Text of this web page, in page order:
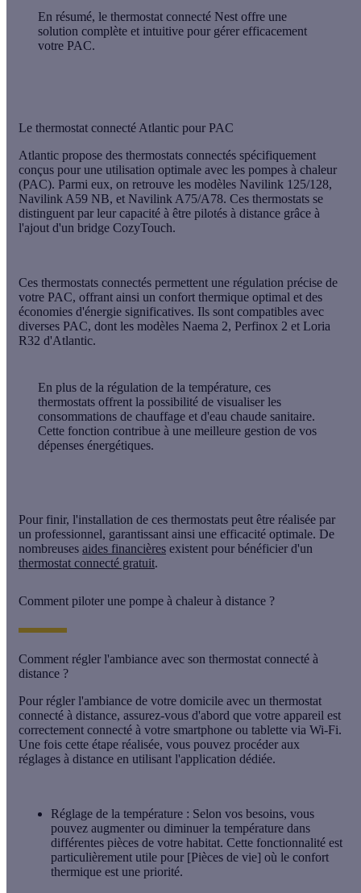
En résumé, le thermostat connecté Nest offre une
solution complète et intuitive pour gérer efficacement
votre PAC.
Le thermostat connecté Atlantic pour PAC
Atlantic propose des thermostats connectés spécifiquement
conçus pour une utilisation optimale avec les pompes à chaleur
(PAC). Parmi eux, on retrouve les modèles Navilink 125/128,
Navilink A59 NB, et Navilink A75/A78. Ces thermostats se
distinguent par leur capacité à être pilotés à distance grâce à
l'ajout d'un bridge CozyTouch.
Ces thermostats connectés permettent une régulation précise de
votre PAC, offrant ainsi un confort thermique optimal et des
économies d'énergie significatives. Ils sont compatibles avec
diverses PAC, dont les modèles Naema 2, Perfinox 2 et Loria
R32 d'Atlantic.
En plus de la régulation de la température, ces
thermostats offrent la possibilité de visualiser les
consommations de chauffage et d'eau chaude sanitaire.
Cette fonction contribue à une meilleure gestion de vos
dépenses énergétiques.
Pour finir, l'installation de ces thermostats peut être réalisée par
un professionnel, garantissant ainsi une efficacité optimale. De
nombreuses aides financières existent pour bénéficier d'un
thermostat connecté gratuit.
Comment piloter une pompe à chaleur à distance ?
Comment régler l'ambiance avec son thermostat connecté à
distance ?
Pour régler l'ambiance de votre domicile avec un thermostat
connecté à distance, assurez-vous d'abord que votre appareil est
correctement connecté à votre smartphone ou tablette via Wi-Fi.
Une fois cette étape réalisée, vous pouvez procéder aux
réglages à distance en utilisant l'application dédiée.
Réglage de la température : Selon vos besoins, vous
pouvez augmenter ou diminuer la température dans
différentes pièces de votre habitat. Cette fonctionnalité est
particulièrement utile pour [Pièces de vie] où le confort
thermique est une priorité.